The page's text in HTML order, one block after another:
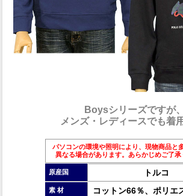
Boysシリーズですが、
メンズ・レディースでも着
パソコンの環境や照明により、現物商品と
異なる場合があります。あらかじめご了承
原産国 トルコ
素 材 コットン66％、ポリエ